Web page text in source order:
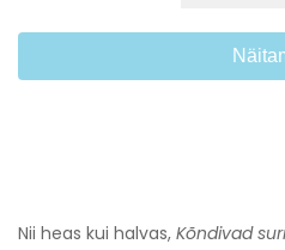
Nii heas kui halvas, Kõndivad